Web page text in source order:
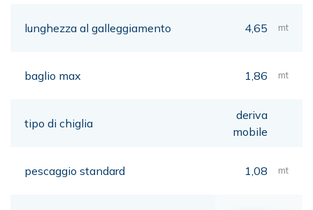
lunghezza al galleggiamento 4,65 mt
baglio max 1,86 mt
tipo di chiglia
deriva
mobile
pescaggio standard 1,08 mt